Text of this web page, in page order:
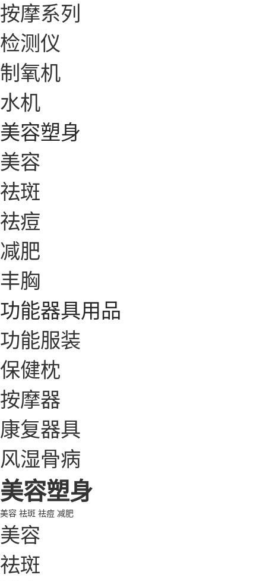
按摩系列
检测仪
制氧机
水机
美容塑身
美容
祛斑
祛痘
减肥
丰胸
功能器具用品
功能服装
保健枕
按摩器
康复器具
风湿骨病
美容塑身
美容 祛斑 祛痘 减肥
美容
祛斑